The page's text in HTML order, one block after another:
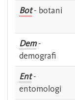
Bot- botani
Dem-
demografi
Ent-
entomologi